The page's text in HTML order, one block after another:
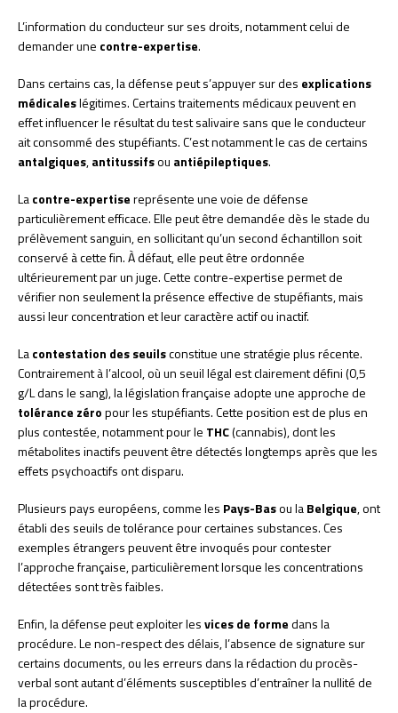
L’information du conducteur sur ses droits, notamment celui de
demander une contre-expertise.
Dans certains cas, la défense peut s’appuyer sur des explications
médicaleslégitimes. Certains traitements médicaux peuvent en
effet influencer le résultat du test salivaire sans que le conducteur
ait consommé des stupéfiants. C’est notamment le cas de certains
antalgiques,antitussifsou antiépileptiques.
Lacontre-expertisereprésente une voie de défense
particulièrement efficace. Elle peut être demandée dès le stade du
prélèvement sanguin, en sollicitant qu’un second échantillon soit
conservé à cette fin. À défaut, elle peut être ordonnée
ultérieurement par un juge. Cette contre-expertise permet de
vérifier non seulement la présence effective de stupéfiants, mais
aussi leur concentration et leur caractère actif ou inactif.
Lacontestation des seuilsconstitue une stratégie plus récente.
Contrairement à l’alcool, où un seuil légal est clairement défini (0,5
g/L dans le sang), la législation française adopte une approche de
tolérance zéropour les stupéfiants. Cette position est de plus en
plus contestée, notamment pour le THC(cannabis), dont les
métabolites inactifs peuvent être détectés longtemps après que les
effets psychoactifs ont disparu.
Plusieurs pays européens, comme les Pays-Basou laBelgique, ont
établi des seuils de tolérance pour certaines substances. Ces
exemples étrangers peuvent être invoqués pour contester
l’approche française, particulièrement lorsque les concentrations
détectées sont très faibles.
Enfin, la défense peut exploiter lesvices de formedans la
procédure. Le non-respect des délais, l’absence de signature sur
certains documents, ou les erreurs dans la rédaction du procès-
verbal sont autant d’éléments susceptibles d’entraîner la nullité de
la procédure.